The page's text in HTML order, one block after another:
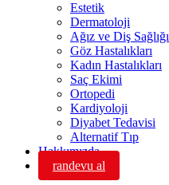
Estetik
Dermatoloji
Ağız ve Diş Sağlığı
Göz Hastalıkları
Kadın Hastalıkları
Saç Ekimi
Ortopedi
Kardiyoloji
Diyabet Tedavisi
Alternatif Tıp
Hakkımızda
randevu al